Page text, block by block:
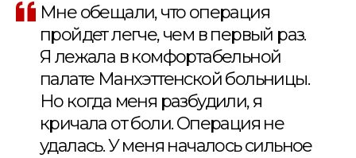
Мне обещали, что операция
пройдет легче, чем в первый раз.
Я лежала в комфортабельной
палате Манхэттенской больницы.
Но когда меня разбудили, я
кричала от боли. Операция не
удалась. У меня началось сильное